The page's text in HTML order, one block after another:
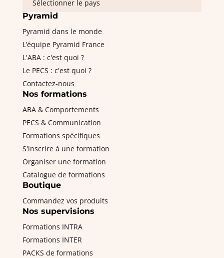
Sélectionner le pays
Pyramid
Pyramid dans le monde
L’équipe Pyramid France
L'ABA : c'est quoi ?
Le PECS : c'est quoi ?
Contactez-nous
Nos formations
ABA & Comportements
PECS & Communication
Formations spécifiques
S'inscrire à une formation
Organiser une formation
Catalogue de formations
Boutique
Commandez vos produits
Nos supervisions
Formations INTRA
Formations INTER
PACKS de formations